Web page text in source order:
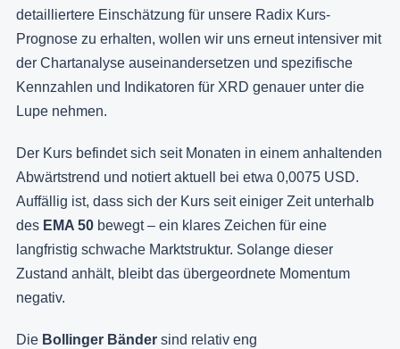
detailliertere Einschätzung für unsere Radix Kurs-
Prognose zu erhalten, wollen wir uns erneut intensiver mit
der Chartanalyse auseinandersetzen und spezifische
Kennzahlen und Indikatoren für XRD genauer unter die
Lupe nehmen.
Der Kurs befindet sich seit Monaten in einem anhaltenden
Abwärtstrend und notiert aktuell bei etwa 0,0075 USD.
Auffällig ist, dass sich der Kurs seit einiger Zeit unterhalb
des EMA 50 bewegt – ein klares Zeichen für eine
langfristig schwache Marktstruktur. Solange dieser
Zustand anhält, bleibt das übergeordnete Momentum
negativ.
Die Bollinger Bänder sind relativ eng